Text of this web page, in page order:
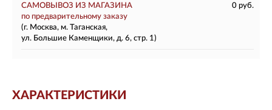
САМОВЫВОЗ ИЗ МАГАЗИНА
0 руб.
по предварительному заказу
(г. Москва, м. Таганская,
ул. Большие Каменщики, д. 6, стр. 1)
ХАРАКТЕРИСТИКИ